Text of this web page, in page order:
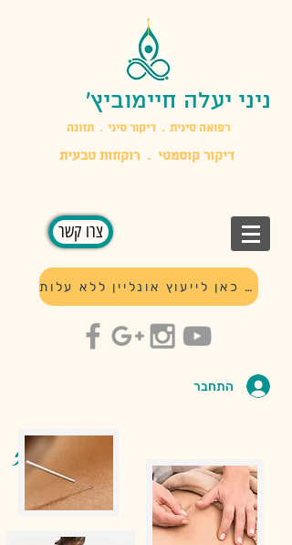
ניני יעלה חיימוביץ'
​רפואה סינית . דיקור סיני . תזונה
צרו קשר
לחץ כאן לייעוץ אונליין ללא עלות
התחבר
דיקור סיני